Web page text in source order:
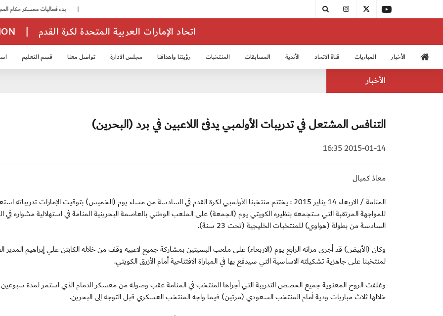
| اتحاد الإمارات العربية المتحدة لكرة القدم
الأخبار المباريات قناة الاتحاد الأندية المسابقات المنتخبات رؤيتنا واهدافنا مجلس الادارة تواصل معنا قسم التعليم
الأخبار
التنافس المشتعل في تدريبات الأولمبي يدفئ اللاعبين في برد (البحرين)
2015-01-14 16:35
معاذ كمبال
المنامة / الاربعاء 14 يناير 2015 : يختتم منتخبنا الأولمبي لكرة القدم في السادسة من مساء يوم (الخميس) بتوقيت الإمارات تدريباته
للمواجهة المرتقبة التي ستجمعه بنظيره الكويتي يوم (الجمعة) على الملعب الوطني بالعاصمة البحرينية المنامة في استهلالية مشواره في
السادسة من بطولة (هواوي) للمنتخبات الخليجية (تحت 23 سنة).
وكان (الأبيض) قد أجرى مرانه الرابع يوم (الاربعاء) على ملعب البسيتين بمشاركة جميع لاعبيه وقف من خلاله الكابتن علي إبراهيم المدير
لمنتخبنا على جاهزية تشكيلته الاساسية التي سيدفع بها في المباراة الافتتاحية أمام الأزرق الكويتي.
وغلفت الروح المعنوية جميع الحصص التدريبة التي أجراها المنتخب في المنامة عقب وصوله من معسكر الدمام الذي استمر لمدة
خلالها ثلاث مباريات ودية أمام المنتخب السعودي (مرتين) فيما واجه المنتخب العسكري قبل التوجه إلى البحرين.